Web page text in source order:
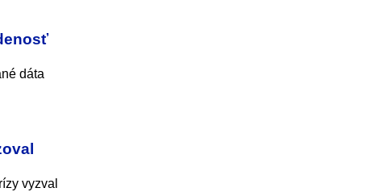
dáta
vyzval